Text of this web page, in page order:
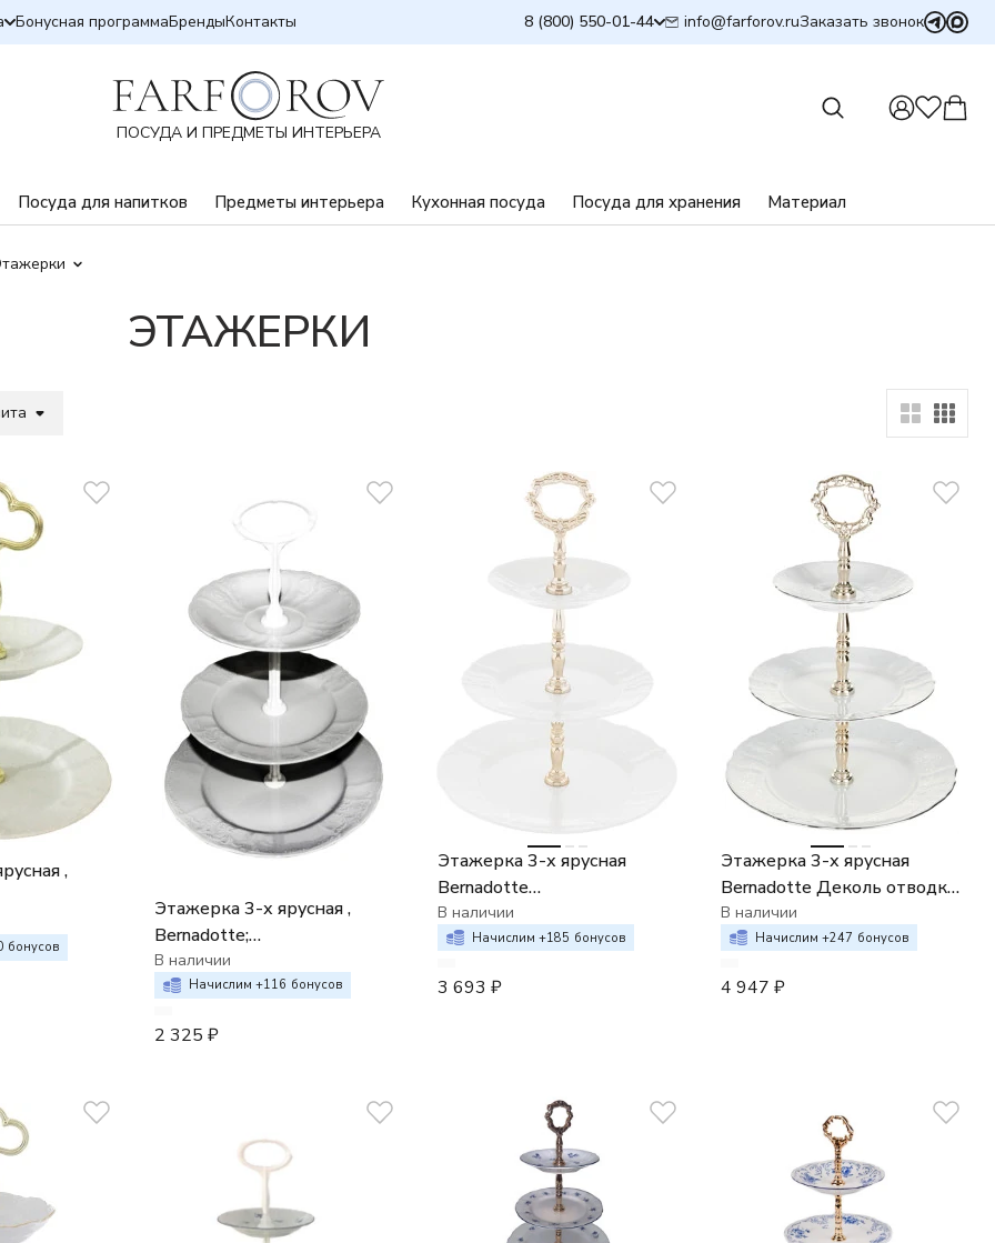
Бонусная программаБрендыКонтакты 8 (800) 550-01-44 info@farforov.ruЗаказать звонок
ПОСУДА И ПРЕДМЕТЫ ИНТЕРЬЕРА
Посуда для напитков Предметы интерьера Кухонная посуда Посуда для хранения Материал
ЭТАЖЕРКИ
,
бонусов
Этажерка 3-х ярусная ,
Bernadotte;
недекорированный (белая
стойка)
В наличии
Начислим +116 бонусов
2 325 ₽
Этажерка 3-х ярусная
Bernadotte
недекорированная
(золотая стойка)
В наличии
Начислим +185 бонусов
3 693 ₽
Этажерка 3-х ярусная
Bernadotte Деколь отводка
платина
В наличии
Начислим +247 бонусов
4 947 ₽